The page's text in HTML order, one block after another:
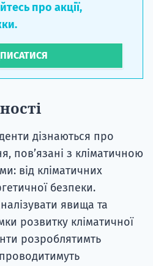
про акції,
дізнаються про
пов’язані з кліматичною
від кліматичних
безпеки.
явища та
розвитку кліматичної
розроблятимть